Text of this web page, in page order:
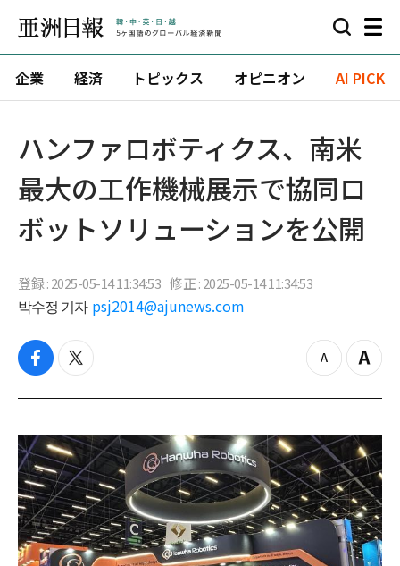
企業 経済 トピックス オピニオン AI PICK
ハンファロボティクス、南米
最大の工作機械展示で協同ロ
ボットソリューションを公開
登録 : 2025-05-14 11:34:53 修正 : 2025-05-14 11:34:53
박수정 기자 psj2014@ajunews.com
f
c
b
o
o
k
t
i
t
e
r
z
o
o
u
t
Z
o
i
n